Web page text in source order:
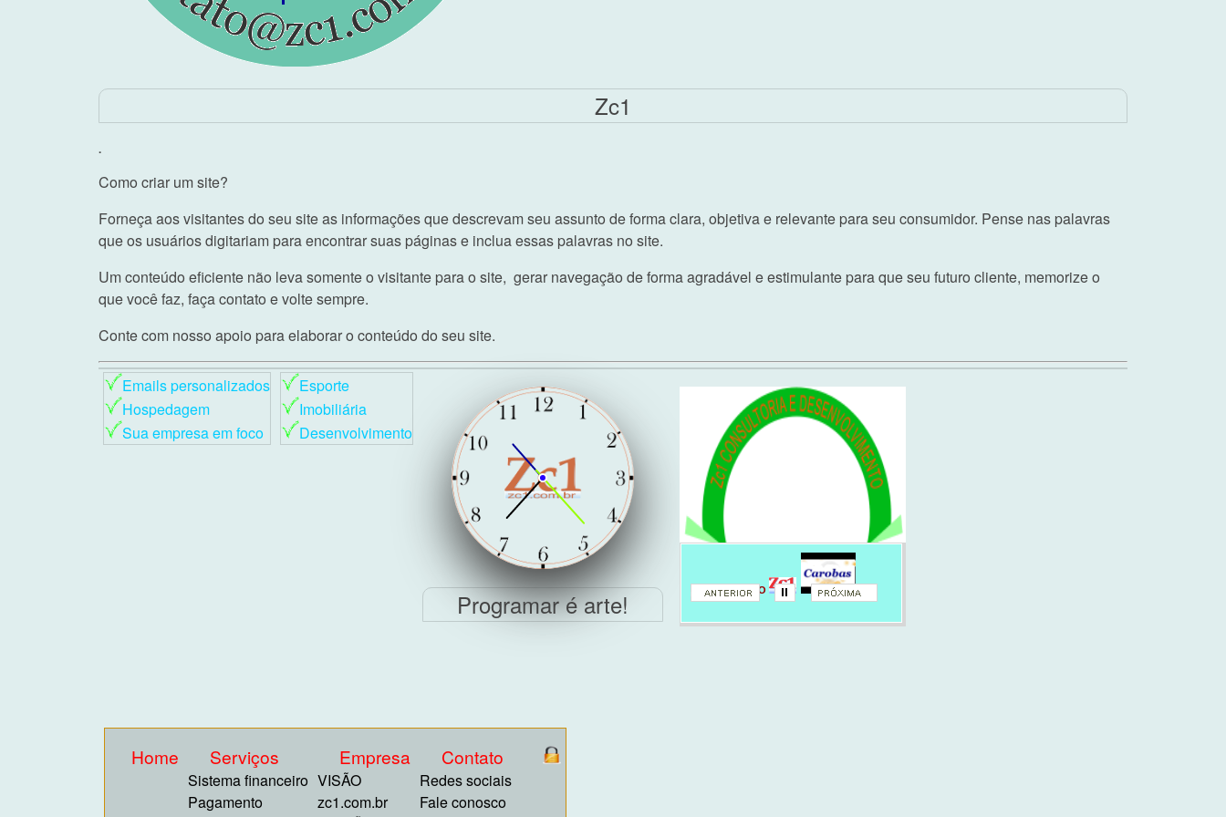
Zc1
.
Como criar um site?
Forneça aos visitantes do seu site as informações que descrevam seu assunto de forma clara, objetiva e relevante para seu consumidor. Pense nas palavras
que os usuários digitariam para encontrar suas páginas e inclua essas palavras no site.
Um conteúdo eficiente não leva somente o visitante para o site, gerar navegação de forma agradável e estimulante para que seu futuro cliente, memorize o
que você faz, faça contato e volte sempre.
Conte com nosso apoio para elaborar o conteúdo do seu site.
Emails personalizados
Hospedagem
Sua empresa em foco
Esporte
Imobiliária
Desenvolvimento
Programar é arte! MISSÃO
Home Serviços
Sistema financeiro
Pagamento
Empresa
VISÃO
zc1.com.br
Contato
Redes sociais
Fale conosco